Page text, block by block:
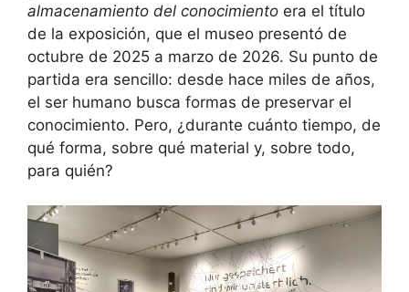
almacenamiento del conocimiento era el título
de la exposición, que el museo presentó de
octubre de 2025 a marzo de 2026. Su punto de
partida era sencillo: desde hace miles de años,
el ser humano busca formas de preservar el
conocimiento. Pero, ¿durante cuánto tiempo, de
qué forma, sobre qué material y, sobre todo,
para quién?